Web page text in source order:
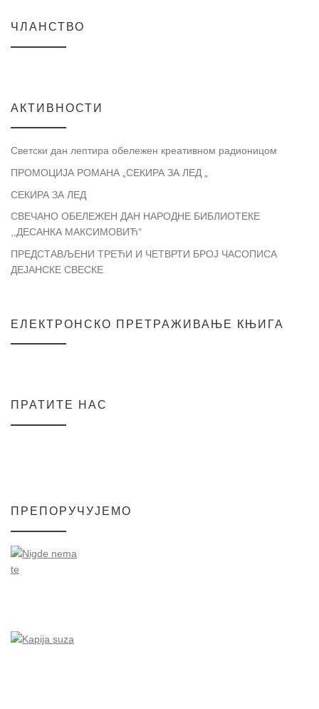
ЧЛАНСТВО
АКТИВНОСТИ
Светски дан лептира обележен креативном радионицом
ПРОМОЦИЈА РОМАНА „СЕКИРА ЗА ЛЕД „
СЕКИРА ЗА ЛЕД
СВЕЧАНО ОБЕЛЕЖЕН ДАН НАРОДНЕ БИБЛИОТЕКЕ
,,ДЕСАНКА МАКСИМОВИЋ“
ПРЕДСТАВЉЕНИ ТРЕЋИ И ЧЕТВРТИ БРОЈ ЧАСОПИСА
ДЕЈАНСКЕ СВЕСКЕ
ЕЛЕКТРОНСКО ПРЕТРАЖИВАЊЕ КЊИГА
ПРАТИТЕ НАС
ПРЕПОРУЧУЈЕМО